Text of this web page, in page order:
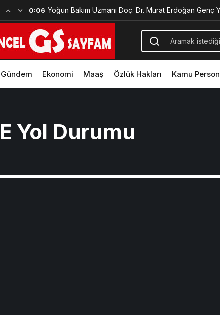
0:06 Yoğun Bakım Uzmanı Doç. Dr. Murat Erdoğan Genç
Vefat Etti
Gündem Ekonomi Maaş Özlük Hakları Kamu
Yol Durumu